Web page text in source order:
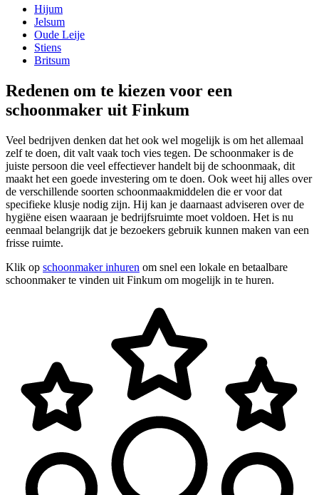
Hijum
Jelsum
Oude Leije
Stiens
Britsum
Redenen om te kiezen voor een
schoonmaker uit Finkum
Veel bedrijven denken dat het ook wel mogelijk is om het allemaal
zelf te doen, dit valt vaak toch vies tegen. De schoonmaker is de
juiste persoon die veel effectiever handelt bij de schoonmaak, dit
maakt het een goede investering om te doen. Ook weet hij alles over
de verschillende soorten schoonmaakmiddelen die er voor dat
specifieke klusje nodig zijn. Hij kan je daarnaast adviseren over de
hygiëne eisen waaraan je bedrijfsruimte moet voldoen. Het is nu
eenmaal belangrijk dat je bezoekers gebruik kunnen maken van een
frisse ruimte.
Klik op schoonmaker inhuren om snel een lokale en betaalbare
schoonmaker te vinden uit Finkum om mogelijk in te huren.